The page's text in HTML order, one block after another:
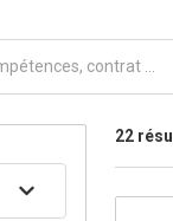
22